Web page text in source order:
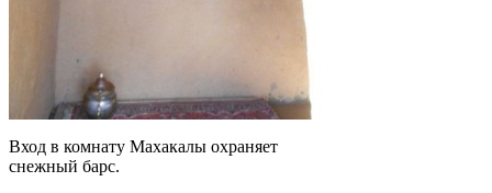
Вход в комнату Махакалы охраняет
снежный барс.